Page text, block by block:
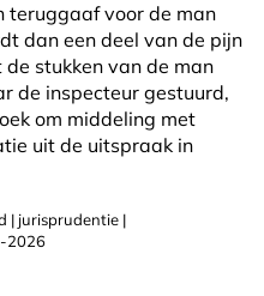
teruggaaf voor de man
dan een deel van de pijn
stukken van de man
de inspecteur gestuurd,
om middeling met
uit de uitspraak in
| jurisprudentie |
2026